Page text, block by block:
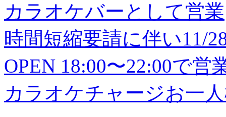
カラオケバーとして営業
時間短縮要請に伴い11/
OPEN 18:00〜22:00で営
カラオケチャージお一